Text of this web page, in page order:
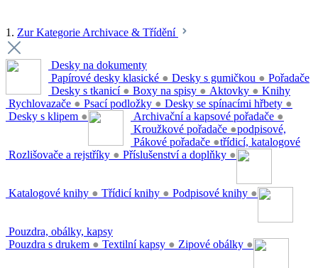
1. Zur Kategorie Archivace & Třídění
Desky na dokumenty
Papírové desky klasické ● Desky s gumičkou ●
Desky s tkanicí ● Boxy na spisy ● Aktovky ●
Rychlovazače ● Psací podložky ● Desky se spínacími hřbety ●
Desky s klipem ●
Pořadače
Archivační a kapsové pořadače ●
Kroužkové pořadače ●
Pákové pořadače ●
Rozlišovače a rejstříky ● Příslušenství a doplňky ●
Knihy
podpisové,
třídicí, katalogové
Katalogové knihy ● Třídicí knihy ● Podpisové knihy ●
Pouzdra, obálky, kapsy
Pouzdra s drukem ● Textilní kapsy ● Zipové obálky ●